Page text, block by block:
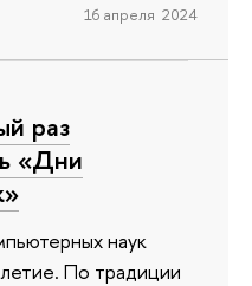
16 апреля 2024
раз
«Дни
наук
По традиции